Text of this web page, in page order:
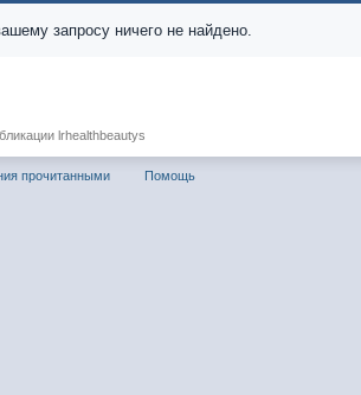
запросу ничего не найдено.
lrhealthbeautys
прочитанными Помощь